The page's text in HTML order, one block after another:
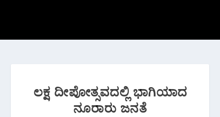
ಲಕ್ಷ ದೀಪೋತ್ಸವದಲ್ಲಿ ಭಾಗಿಯಾದ
ನೂರಾರು ಜನತೆ